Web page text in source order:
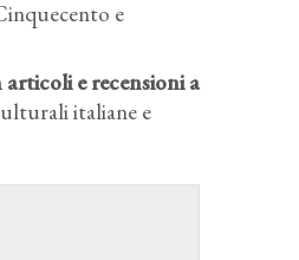
e
e recensioni a
italiane e